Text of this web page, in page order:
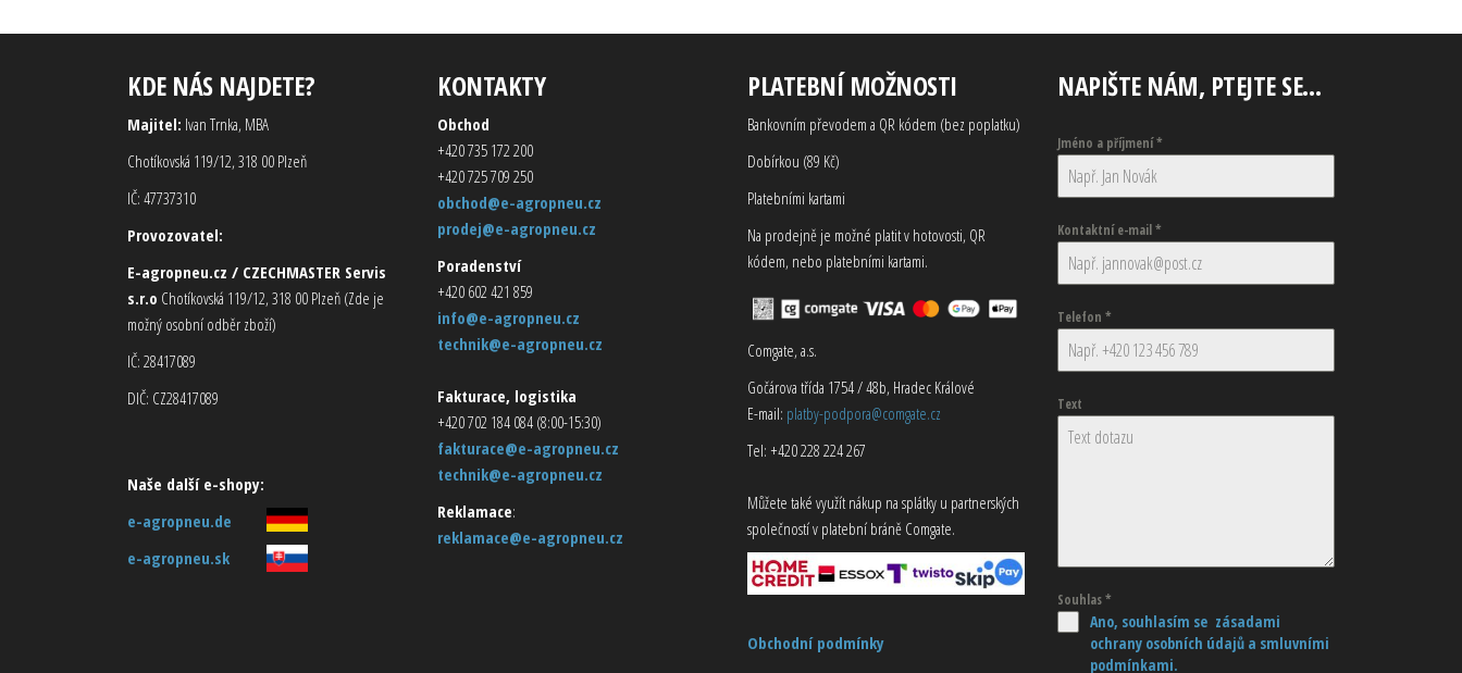
KDE NÁS NAJDETE?
Majitel: Ivan Trnka, MBA
Chotíkovská 119/12, 318 00 Plzeň
IČ: 47737310
Provozovatel:
E-agropneu.cz / CZECHMASTER Servis
s.r.o Chotíkovská 119/12, 318 00 Plzeň (Zde je
možný osobní odběr zboží)
IČ: 28417089
DIČ: CZ28417089
Naše další e-shopy:
e-agropneu.de
e-agropneu.sk
KONTAKTY
Obchod
+420 735 172 200
+420 725 709 250
obchod@e-agropneu.cz
prodej@e-agropneu.cz
Poradenství
+420 602 421 859
info@e-agropneu.cz
technik@e-agropneu.cz
Fakturace, logistika
+420 702 184 084 (8:00-15:30)
fakturace@e-agropneu.cz
technik@e-agropneu.cz
Reklamace:
reklamace@e-agropneu.cz
PLATEBNÍ MOŽNOSTI
Bankovním převodem a QR kódem (bez poplatku)
Dobírkou (89 Kč)
Platebními kartami
Na prodejně je možné platit v hotovosti, QR
kódem, nebo platebními kartami.
Comgate, a.s.
Gočárova třída 1754 / 48b, Hradec Králové
E-mail: platby-podpora@comgate.cz
Tel: +420 228 224 267
Můžete také využít nákup na splátky u partnerských
společností v platební bráně Comgate.
Obchodní podmínky
NAPIŠTE NÁM, PTEJTE SE…
Jméno a příjmení*
Kontaktní e-mail*
Telefon *
Text
Souhlas*
Ano, souhlasím se zásadami
ochrany osobních údajů a smluvními
podmínkami.